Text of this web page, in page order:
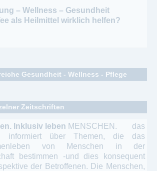
– Wellness – Gesundheit
als Heilmittel wirklich helfen?
Gesundheit - Wellness - Pflege
- Beauty – Nails - Frisuren
- Care – häusliche Pflege
Zeitschriften
Inklusiv leben MENSCHEN. das
informiert über Themen, die das
von Menschen in der
bestimmen -und dies konsequent
der Betroffenen. Die Menschen,